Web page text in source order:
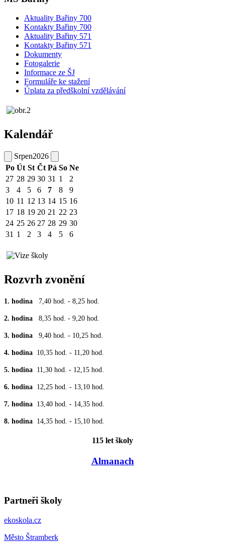
Aktuality Bařiny 700
Kontakty Bařiny 700
Aktuality Bařiny 571
Kontakty Bařiny 571
Dokumenty
Fotogalerie
Informace ze ŠJ
Formuláře ke stažení
Úplata za předškolní vzdělávání
Kalendář
Srpen2026
Po Út St Čt Pá So Ne
27 28 29 30 31 1
2
3
4 5 6 7 8
9
10 11 12 13 14 15 16
17 18 19 20 21 22 23
24 25 26 27 28 29 30
31 1 2 3 4 5 6
Rozvrh zvonění
1. hodina 7,40 hod. - 8,25 hod.
2. hodina 8,35 hod. - 9,20 hod.
3. hodina 9,40 hod. - 10,25 hod.
4. hodina 10,35 hod. - 11,20 hod.
5. hodina 11,30 hod. - 12,15 hod.
6. hodina 12,25 hod. - 13,10 hod.
7. hodina 13,40 hod. - 14,35 hod.
8. hodina 14,35 hod. - 15,10 hod.
115 let školy
Almanach
Partneři školy
ekoskola.cz
Město Štramberk